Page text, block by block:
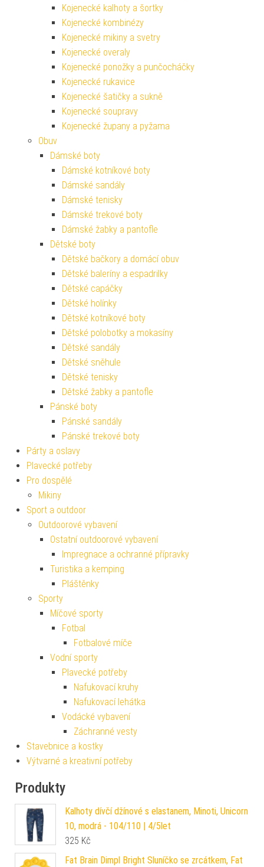
Kojenecké kalhoty a šortky
Kojenecké kombinézy
Kojenecké mikiny a svetry
Kojenecké overaly
Kojenecké ponožky a punčocháčky
Kojenecké rukavice
Kojenecké šatičky a sukně
Kojenecké soupravy
Kojenecké župany a pyžama
Obuv
Dámské boty
Dámské kotníkové boty
Dámské sandály
Dámské tenisky
Dámské trekové boty
Dámské žabky a pantofle
Dětské boty
Dětské bačkory a domácí obuv
Dětské baleríny a espadrilky
Dětské capáčky
Dětské holínky
Dětské kotníkové boty
Dětské polobotky a mokasíny
Dětské sandály
Dětské sněhule
Dětské tenisky
Dětské žabky a pantofle
Pánské boty
Pánské sandály
Pánské trekové boty
Párty a oslavy
Plavecké potřeby
Pro dospělé
Mikiny
Sport a outdoor
Outdoorové vybavení
Ostatní outdoorové vybavení
Impregnace a ochranné přípravky
Turistika a kemping
Pláštěnky
Sporty
Míčové sporty
Fotbal
Fotbalové míče
Vodní sporty
Plavecké potřeby
Nafukovací kruhy
Nafukovací lehátka
Vodácké vybavení
Záchranné vesty
Stavebnice a kostky
Výtvarné a kreativní potřeby
Produkty
Kalhoty dívčí džínové s elastanem, Minoti, Unicorn
10, modrá - 104/110 | 4/5let
325 Kč
Fat Brain Dimpl Bright Sluníčko se zrcátkem, Fat